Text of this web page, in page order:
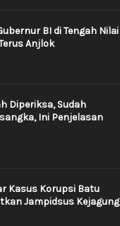
BI di Tengah Nilai
Anjlok
Diperiksa, Sudah
Ini Penjelasan
Kasus Korupsi Batu
Jampidsus Kejagung